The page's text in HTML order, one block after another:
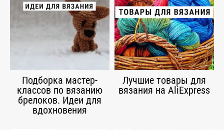
Подборка мастер-
классов по вязанию
брелоков. Идеи для
вдохновения
Лучшие товары для
вязания на AliExpress